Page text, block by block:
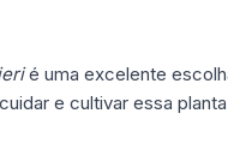
é uma excelente
e cultivar essa